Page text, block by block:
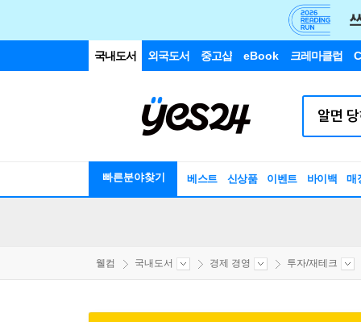
국내도서 외국도서 중고샵 eBook 크레마클럽
빠른분야찾기 베스트 신상품 이벤트 바이백 매
웰컴 국내도서 경제 경영 투자/재테크